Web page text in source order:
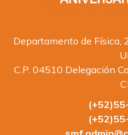
Departamento de Física,
C.P. 04510 Delegación